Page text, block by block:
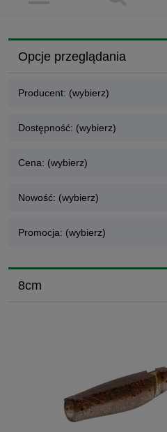
Opcje przeglądania
Producent: (wybierz)
Dostępność: (wybierz)
Cena: (wybierz)
Nowość: (wybierz)
Promocja: (wybierz)
8cm